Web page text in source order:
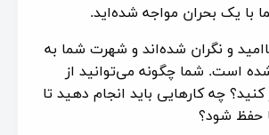
با یک بحران مواجه شده‌اید.
و نگران شده‌اند و شهرت شما به
است. شما چگونه می‌توانید از
چه کارهایی باید انجام دهید تا
حفظ شود؟